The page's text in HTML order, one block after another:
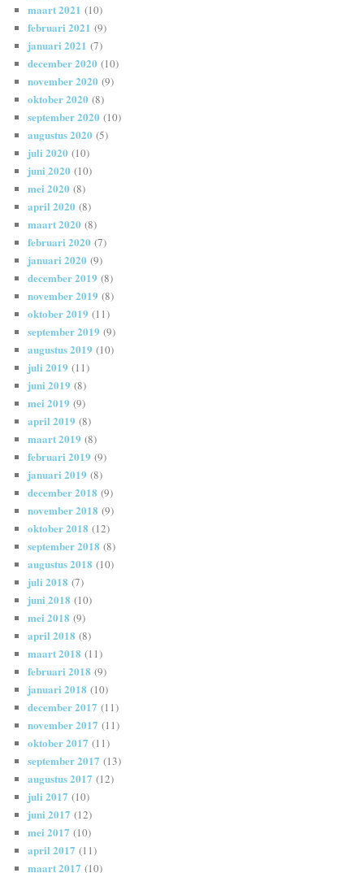
maart 2021 (10)
februari 2021 (9)
januari 2021 (7)
december 2020 (10)
november 2020 (9)
oktober 2020 (8)
september 2020 (10)
augustus 2020 (5)
juli 2020 (10)
juni 2020 (10)
mei 2020 (8)
april 2020 (8)
maart 2020 (8)
februari 2020 (7)
januari 2020 (9)
december 2019 (8)
november 2019 (8)
oktober 2019 (11)
september 2019 (9)
augustus 2019 (10)
juli 2019 (11)
juni 2019 (8)
mei 2019 (9)
april 2019 (8)
maart 2019 (8)
februari 2019 (9)
januari 2019 (8)
december 2018 (9)
november 2018 (9)
oktober 2018 (12)
september 2018 (8)
augustus 2018 (10)
juli 2018 (7)
juni 2018 (10)
mei 2018 (9)
april 2018 (8)
maart 2018 (11)
februari 2018 (9)
januari 2018 (10)
december 2017 (11)
november 2017 (11)
oktober 2017 (11)
september 2017 (13)
augustus 2017 (12)
juli 2017 (10)
juni 2017 (12)
mei 2017 (10)
april 2017 (11)
maart 2017 (10)